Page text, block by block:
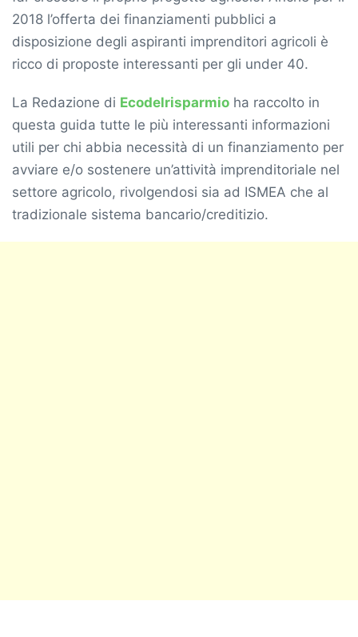
2018 l’offerta dei finanziamenti pubblici a
disposizione degli aspiranti imprenditori agricoli è
ricco di proposte interessanti per gli under 40.
La Redazione di Ecodelrisparmio ha raccolto in
questa guida tutte le più interessanti informazioni
utili per chi abbia necessità di un finanziamento per
avviare e/o sostenere un’attività imprenditoriale nel
settore agricolo, rivolgendosi sia ad ISMEA che al
tradizionale sistema bancario/creditizio.